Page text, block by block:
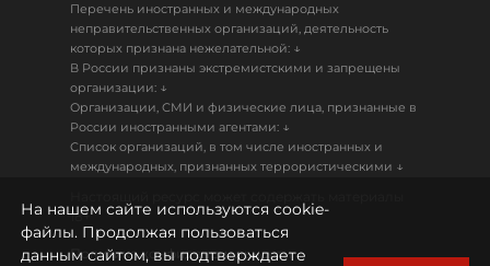
Перечень иностранных и международных
неправительственных организаций, деятельность
которых признана нежелательной: ↓
В России признаны экстремистскими и запрещены
организации: ↓
Организации, СМИ и физические лица, признанные в
России иностранными агентами: ↓
Список организаций, в том числе иностранных и
международных, признанных террористическими ↓
18+
Политика конфиденциальности
На нашем сайте используются cookie-
файлы. Продолжая пользоваться
данным сайтом, вы подтверждаете